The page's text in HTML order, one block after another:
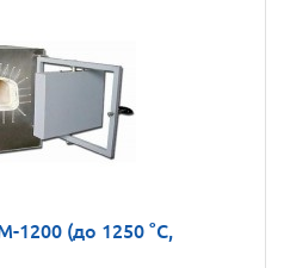
1200 (до 1250 °С,